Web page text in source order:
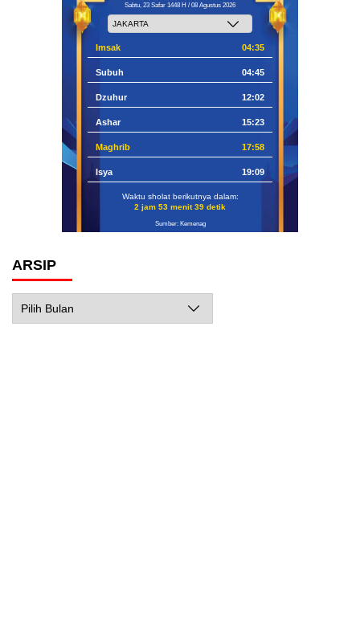
Sabtu, 23 Safar 1448 H / 08 Agustus 2026
Imsak 04:35
Subuh 04:45
Dzuhur 12:02
Ashar 15:23
Maghrib 17:58
Isya 19:09
Waktu sholat berikutnya dalam:
2 jam 53 menit 38 detik
Sumber: Kemenag
ARSIP